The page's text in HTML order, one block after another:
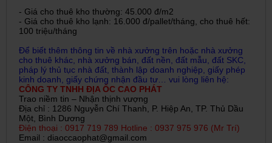
- Giá cho thuê kho thường: 45.000 đ/m2
- Giá cho thuê kho lạnh: 16.000 đ/pallet/tháng, cho thuê hết:
100 triệu/tháng
Để biết thêm thông tin về nhà xưởng trên hoặc nhà xưởng
cho thuê khác, nhà xưởng bán, đất nền, đất mẫu, đất SKC,
pháp lý thủ tục nhà đất, thành lập doanh nghiệp, giấy phép
kinh doanh, giấy chứng nhận đầu tư… vui lòng liên hệ:
CÔNG TY TNHH ĐỊA ỐC CAO PHÁT
Trao niềm tin – Nhận thịnh vượng
Địa chỉ : 1286 Nguyễn Chí Thanh, P. Hiệp An, TP. Thủ Dầu
Một, Bình Dương
Điện thoại : 0917 719 789 Hotline : 0937 975 976 (Mr Trí)
Email : diaoccaophat@gmail.com